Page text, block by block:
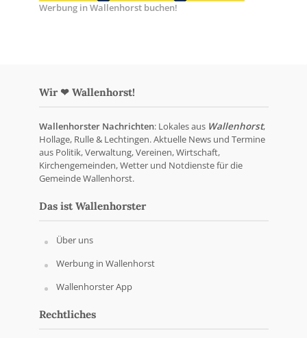
Werbung in Wallenhorst buchen!
Wir ❤ Wallenhorst!
Wallenhorster Nachrichten: Lokales aus Wallenhorst,
Hollage, Rulle & Lechtingen. Aktuelle News und Termine
aus Politik, Verwaltung, Vereinen, Wirtschaft,
Kirchengemeinden, Wetter und Notdienste für die
Gemeinde Wallenhorst.
Das ist Wallenhorster
Über uns
Werbung in Wallenhorst
Wallenhorster App
Rechtliches